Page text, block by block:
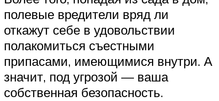
полевые вредители вряд ли
откажут себе в удовольствии
полакомиться съестными
припасами, имеющимися внутри. А
значит, под угрозой — ваша
собственная безопасность.